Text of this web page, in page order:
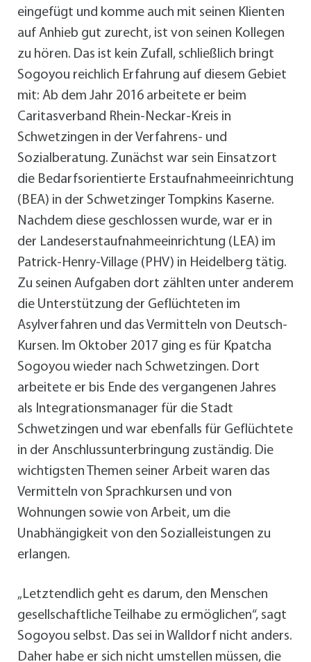
eingefügt und komme auch mit seinen Klienten
auf Anhieb gut zurecht, ist von seinen Kollegen
zu hören. Das ist kein Zufall, schließlich bringt
Sogoyou reichlich Erfahrung auf diesem Gebiet
mit: Ab dem Jahr 2016 arbeitete er beim
Caritasverband Rhein-Neckar-Kreis in
Schwetzingen in der Verfahrens- und
Sozialberatung. Zunächst war sein Einsatzort
die Bedarfsorientierte Erstaufnahmeeinrichtung
(BEA) in der Schwetzinger Tompkins Kaserne.
Nachdem diese geschlossen wurde, war er in
der Landeserstaufnahmeeinrichtung (LEA) im
Patrick-Henry-Village (PHV) in Heidelberg tätig.
Zu seinen Aufgaben dort zählten unter anderem
die Unterstützung der Geflüchteten im
Asylverfahren und das Vermitteln von Deutsch-
Kursen. Im Oktober 2017 ging es für Kpatcha
Sogoyou wieder nach Schwetzingen. Dort
arbeitete er bis Ende des vergangenen Jahres
als Integrationsmanager für die Stadt
Schwetzingen und war ebenfalls für Geflüchtete
in der Anschlussunterbringung zuständig. Die
wichtigsten Themen seiner Arbeit waren das
Vermitteln von Sprachkursen und von
Wohnungen sowie von Arbeit, um die
Unabhängigkeit von den Sozialleistungen zu
erlangen.
„Letztendlich geht es darum, den Menschen
gesellschaftliche Teilhabe zu ermöglichen“, sagt
Sogoyou selbst. Das sei in Walldorf nicht anders.
Daher habe er sich nicht umstellen müssen, die